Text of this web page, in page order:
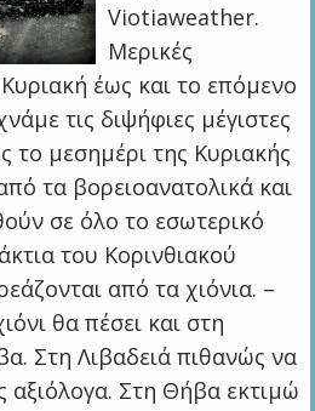
Viotiaweather.
Μερικές
έως και το επόμενο
τις διψήφιες μέγιστες
το μεσημέρι της Κυριακής
τα βορειοανατολικά και
σε όλο το εσωτερικό
του Κορινθιακού
από τα χιόνια. –
θα πέσει και στη
Στη Λιβαδειά πιθανώς να
αξιόλογα. Στη Θήβα εκτιμώ